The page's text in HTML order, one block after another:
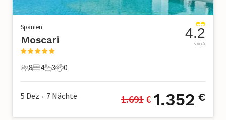
Spanien
Moscari
8 Gäste
8
4 Schlafzimmer
4
3 Badezimmer
3
0 Haustiere
0
4.2
von 5
5 Dez • 7 Nächte 1.691 € 1.352 €